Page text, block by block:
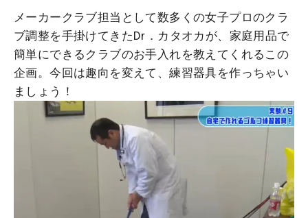
メーカークラブ担当として数多くの女子プロのクラ
ブ調整を手掛けてきたDr．カタオカが、家庭用品で
簡単にできるクラブのお手入れを教えてくれるこの
企画。今回は趣向を変えて、練習器具を作っちゃい
ましょう！